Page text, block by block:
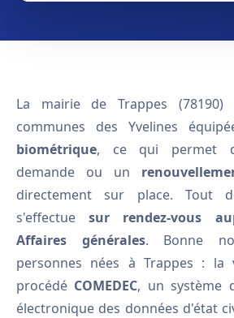
La mairie de Trappes
communes des Yvelines
biométrique, ce qui permet
demande ou un
directement sur place. Tout
s'effectuesur rendez-vous
Affaires générales. Bonne
personnes nées à Trappes : la
procédé COMEDEC, un système
électronique des données d'état